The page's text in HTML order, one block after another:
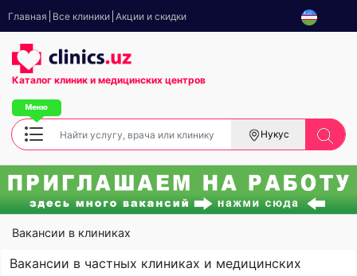
Главная Все клиники Акции и скидки
Каталог клиник и медицинских центров
Нукус
Вакансии в клиниках
Вакансии в частных клиниках и медицинских